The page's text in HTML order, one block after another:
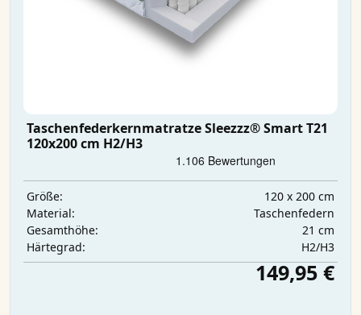
Taschenfederkernmatratze Sleezzz® Smart T21
120x200 cm H2/H3
Größe:
120 x 200 cm
Material:
Taschenfedern
Gesamthöhe:
21 cm
Härtegrad:
H2/H3
149,95 €